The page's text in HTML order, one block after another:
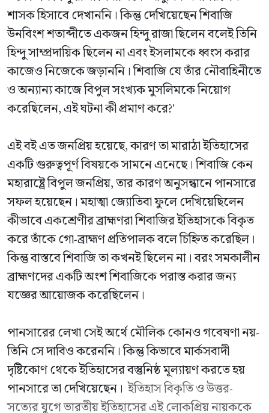
শাসক হিসাবে দেখাননি। কিন্তু দেখিয়েছেন শিবাজি
উনবিংশ শতাব্দীতে একজন হিন্দু রাজা ছিলেন বলেই তিনি
হিন্দু সাম্প্রদায়িক ছিলেন না এবং ইসলামকে ধ্বংস করার
কাজেও নিজেকে জড়াননি। শিবাজি যে তাঁর নৌবাহিনীতে
ও অন্যান্য কাজে বিপুল সংখ্যক মুসলিমকে নিয়োগ
করেছিলেন, এই ঘটনা কী প্রমাণ করে?'
এই বই এত জনপ্রিয় হয়েছে, কারণ তা মারাঠা ইতিহাসের
একটি গুরুত্বপূর্ণ বিষয়কে সামনে এনেছে। শিবাজি কেন
মহারাষ্ট্রে বিপুল জনপ্রিয়, তার কারণ অনুসন্ধানে পানসারে
সফল হয়েছেন। মহাত্মা জ্যোতিবা ফুলে দেখিয়েছিলেন
কীভাবে একশ্রেণীর ব্রাহ্মণরা শিবাজির ইতিহাসকে বিকৃত
করে তাঁকে গো-ব্রাহ্মণ প্রতিপালক বলে চিহ্নিত করেছিল।
কিন্তু বাস্তবে শিবাজি তা কখনই ছিলেন না। বরং সমকালীন
ব্রাহ্মণদের একটি অংশ শিবাজিকে পরাস্ত করার জন্য
যজ্ঞের আয়োজক করেছিলেন।
পানসারের লেখা সেই অর্থে মৌলিক কোনও গবেষণা নয়-
তিনি সে দাবিও করেননি। কিন্তু কিভাবে মার্কসবাদী
দৃষ্টিকোণ থেকে ইতিহাসের বস্তুনিষ্ঠ মূল্যায়ণ করতে হয়
পানসারে তা দেখিয়েছেন। ইতিহাস বিকৃতি ও উত্তর-
সত্যের যুগে ভারতীয় ইতিহাসের এই লোকপ্রিয় নায়ককে